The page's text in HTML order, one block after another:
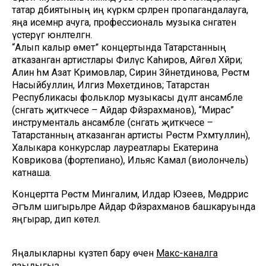
татар әдәбиятының иң күркәм әсәрләрен пропагандалауга,
яңа исемнәр ачуга, профессиональ музыка сәнгатен
үстерүгә юнәлтелгән.
“Алып калыр өмет” концертында Татарстанның
атказанган артистлары Филүс Каһиров, Айгөл Хәйри;
Алинә һәм Азат Кәримовлар, Сиринә Зәйнетдинова, Рөстәм
Насыйбуллин, Илгиз Мөхетдинов; Татарстан
Республикасы фольклор музыкасы дәүләт ансамбле
(сәнгать җитәкчесе – Айдар Фәйзрахманов), “Мирас”
инструменталь ансамбле (сәнгать җитәкчесе –
Татарстанның атказанган артисты Рөстәм Рәхмәтуллин),
Халыкара конкурслар лауреатлары Екатерина
Коврикова (фортепиано), Ильяс Камал (виолончель)
катнаша.
Концертта Рөстәм Мингалим, Илдар Юзеев, Мөдәррис
Әгъләм шигырьләре Айдар Фәйзрахманов башкаруында
яңгырар, дип көтелә.
Яңалыкларны күзәтеп бару өчен Макс-каналга